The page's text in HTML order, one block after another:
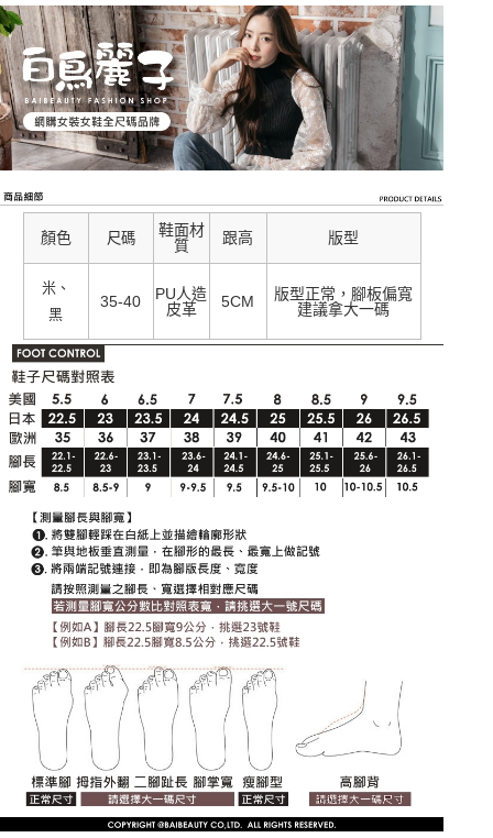
顏色 尺碼
鞋面材
質
跟高 版型
米、
黑
35-40
PU人造
皮革
5CM
版型正常，腳板偏寬
建議拿大一碼